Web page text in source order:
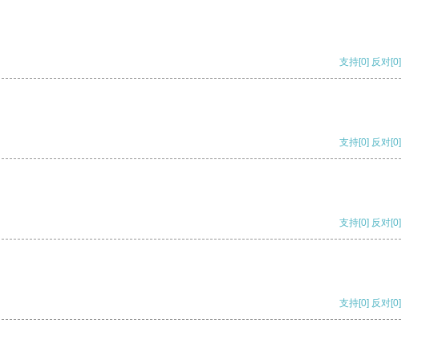
支持[0] 反对[0]
支持[0] 反对[0]
支持[0] 反对[0]
支持[0] 反对[0]